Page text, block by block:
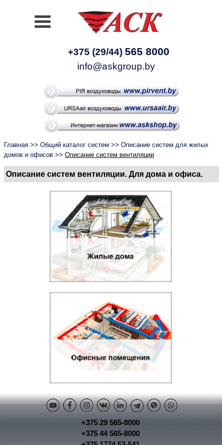
+375 (29/44) 565 8000
info@askgroup.by
Главная >> Общий каталог систем >> Описание систем для жилых
домов и офисов >> Описание систем вентиляции
Описание систем вентиляции. Для дома и офиса.
+375 29 565-8000
+375 44 565-8000